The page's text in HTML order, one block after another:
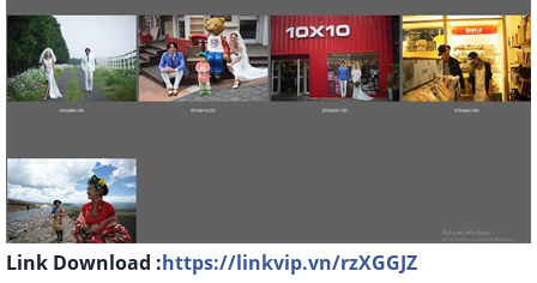
Link Download :https://linkvip.vn/rzXGGJZ